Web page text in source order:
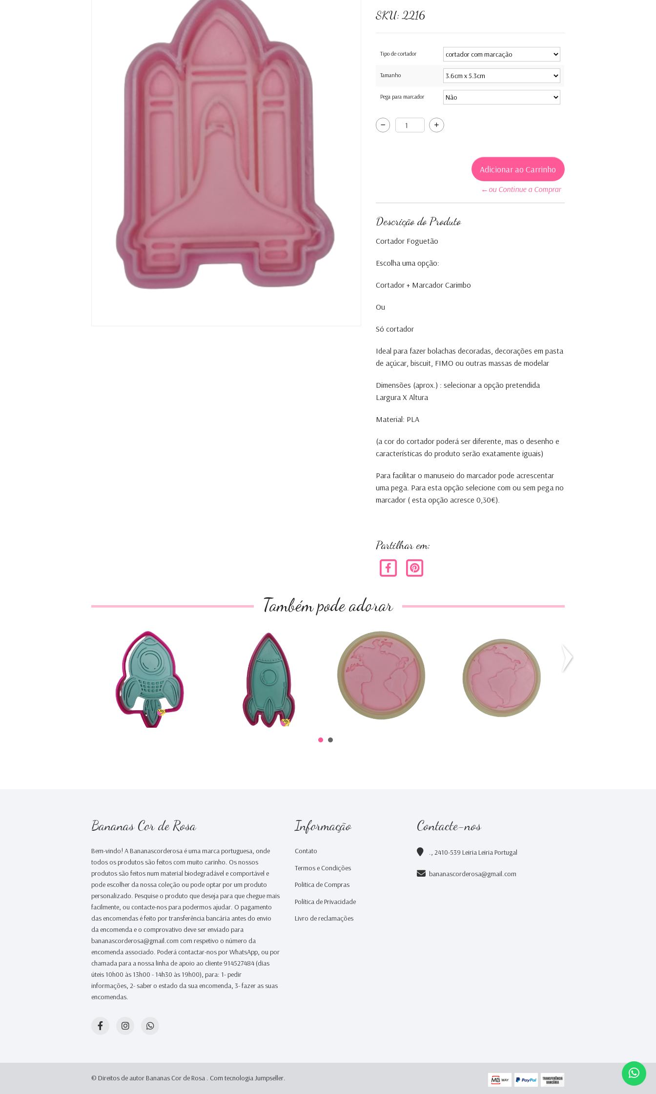
SKU:2216
Tipo de cortador
Tamanho
Pega para marcador
←ou Continue a Comprar
Descrição do Produto
Cortador Foguetão
Escolha uma opção:
Cortador + Marcador Carimbo
Ou
Só cortador
Ideal para fazer bolachas decoradas, decorações em pasta
de açúcar, biscuit, FIMO ou outras massas de modelar
Dimensões (aprox.) : selecionar a opção pretendida
Largura X Altura
Material: PLA
(a cor do cortador poderá ser diferente, mas o desenho e
características do produto serão exatamente iguais)
Para facilitar o manuseio do marcador pode acrescentar
uma pega. Para esta opção selecione com ou sem pega no
marcador ( esta opção acresce 0,30€).
Partilhar em:
Também pode adorar
Foguetão 1
€0,00
Foguetão 2
€0,00
Planeta Terra
€2,40
Planeta Terra
€2,30
Flor
Bananas Cor de Rosa
Bem-vindo! A Bananascorderosa é uma marca portuguesa, onde
todos os produtos são feitos com muito carinho. Os nossos
produtos são feitos num material biodegradável e comportável e
pode escolher da nossa coleção ou pode optar por um produto
personalizado. Pesquise o produto que deseja para que chegue mais
facilmente, ou contacte-nos para podermos ajudar. O pagamento
das encomendas é feito por transferência bancária antes do envio
da encomenda e o comprovativo deve ser enviado para
bananascorderosa@gmail.com com respetivo o número da
encomenda associado. Poderá contactar-nos por WhatsApp, ou por
chamada para a nossa linha de apoio ao cliente 914527484 (dias
úteis 10h00 às 13h00 - 14h30 às 19h00), para: 1- pedir
informações, 2- saber o estado da sua encomenda, 3- fazer as suas
encomendas.
Informação
Contato
Termos e Condições
Politica de Compras
Política de Privacidade
Livro de reclamações
Contacte-nos
., 2410-539 Leiria Leiria Portugal
bananascorderosa@gmail.com
© Direitos de autor Bananas Cor de Rosa . Com tecnologia Jumpseller.